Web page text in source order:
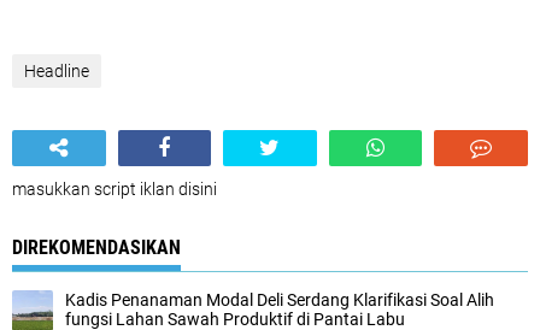
Headline
masukkan script iklan disini
DIREKOMENDASIKAN
Kadis Penanaman Modal Deli Serdang Klarifikasi Soal Alih
fungsi Lahan Sawah Produktif di Pantai Labu